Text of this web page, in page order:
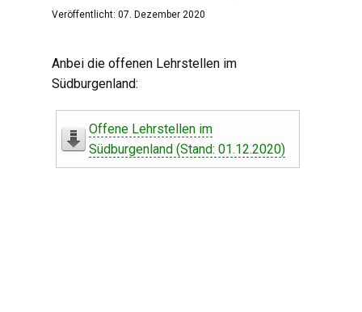
Veröffentlicht: 07. Dezember 2020
Anbei die offenen Lehrstellen im
Südburgenland:
Offene Lehrstellen im
Südburgenland (Stand: 01.12.2020)